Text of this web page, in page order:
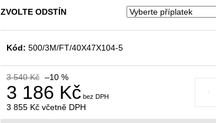
ZVOLTE ODSTÍN
Kód: 500/3M/FT/40X47X104-5
3 540 Kč –10 %
3 186 Kč
3 855 Kč včetně DPH
Měrná
Původně: 28 008 Kč